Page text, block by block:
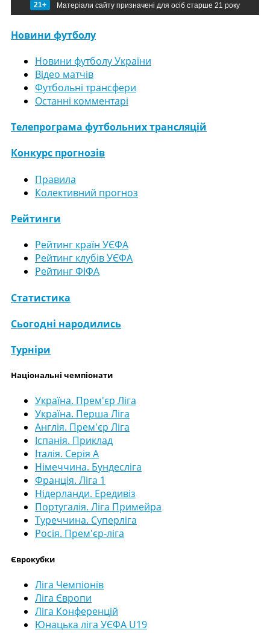
21+ Матеріали сайту призначені для осіб старше 21 року
Новини футболу
Новини футболу України
Відео матчів
Футбольні трансфери
Останні комментарі
Телепрограма футбольних трансляцій
Конкурс прогнозів
Правила
Колективний прогноз
Рейтинги
Рейтинг країн УЄФА
Рейтинг клубів УЄФА
Рейтинг ФІФА
Статистика
Сьогодні народились
Турніри
Національні чемпіонати
Україна. Прем'єр Ліга
Україна. Перша Ліга
Англія. Прем'єр Ліга
Іспанія. Приклад
Італія. Серія А
Німеччина. Бундесліга
Франція. Ліга 1
Нідерланди. Ередивіз
Португалія. Ліга Примейра
Туреччина. Суперліга
Росія. Прем'єр-ліга
Єврокубки
Ліга Чемпіонів
Ліга Європи
Ліга Конференцій
Юнацька ліга УЄФА U19